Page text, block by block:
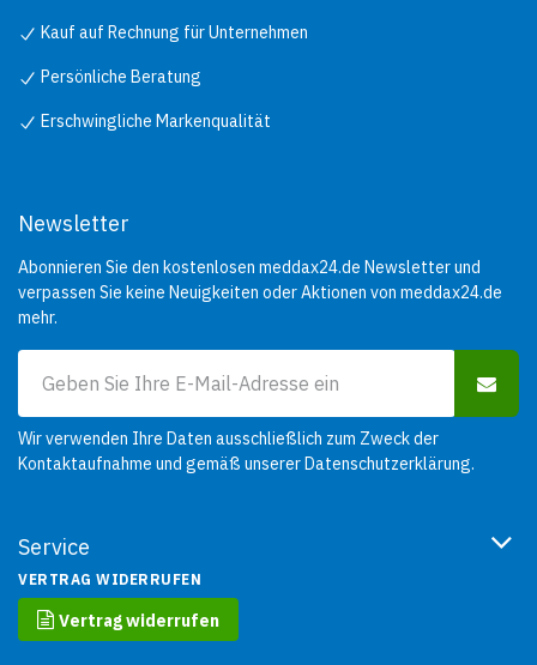
Kauf auf Rechnung für Unternehmen
Persönliche Beratung
Erschwingliche Markenqualität
Service
VERTRAG WIDERRUFEN
Vertrag widerrufen
Newsletter
Abonnieren Sie den kostenlosen meddax24.de Newsletter und
verpassen Sie keine Neuigkeiten oder Aktionen von meddax24.de
mehr.
Wir verwenden Ihre Daten ausschließlich zum Zweck der
Kontaktaufnahme und gemäß unsererDatenschutzerklärung.